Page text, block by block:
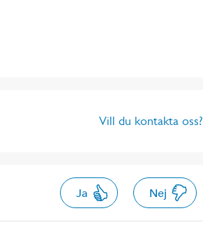
Vill du kontakta oss?
Ja Nej